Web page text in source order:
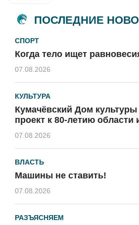
ПОСЛЕДНИЕ
СПОРТ
Когда тело ищет
07.08.2026
КУЛЬТУРА
Кумачёвский Дом культуры
проект к 80-летию области
07.08.2026
ВЛАСТЬ
Машины не ставить!
07.08.2026
РАЗЪЯСНЯЕМ